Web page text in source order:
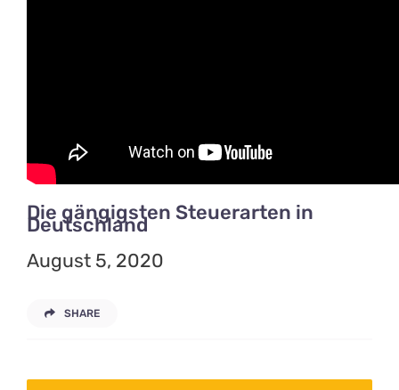
Die gängigsten Steuerarten in
Deutschland
August 5, 2020
SHARE